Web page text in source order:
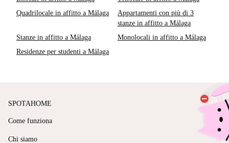
Quadrilocale in affitto a Málaga
Appartamenti con più di 3
stanze in affitto a Málaga
Stanze in affitto a Málaga
Monolocali in affitto a Málaga
Residenze per studenti a Málaga
SPOTAHOME
Come funziona
Chi siamo